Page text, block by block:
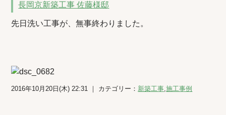
長岡京新築工事 佐藤様邸
先日洗い工事が、無事終わりました。
2016年10月20日(木) 22:31 ｜ カテゴリー： 新築工事,施工事例